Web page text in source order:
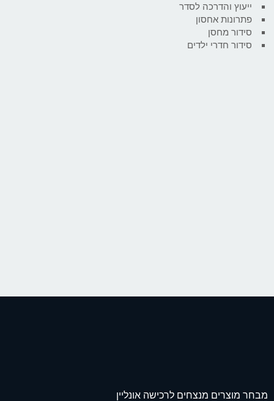
ייעוץ והדרכה לסדר
פתרונות אחסון
סידור מחסן
סידור חדרי ילדים
מבחר מוצרים מנצחים לרכישה אונליין